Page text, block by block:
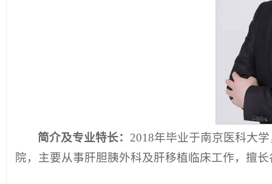
简介及专业特长： 2018年毕业于南京医科大
院，主要从事肝胆胰外科及肝移植临床工作，擅